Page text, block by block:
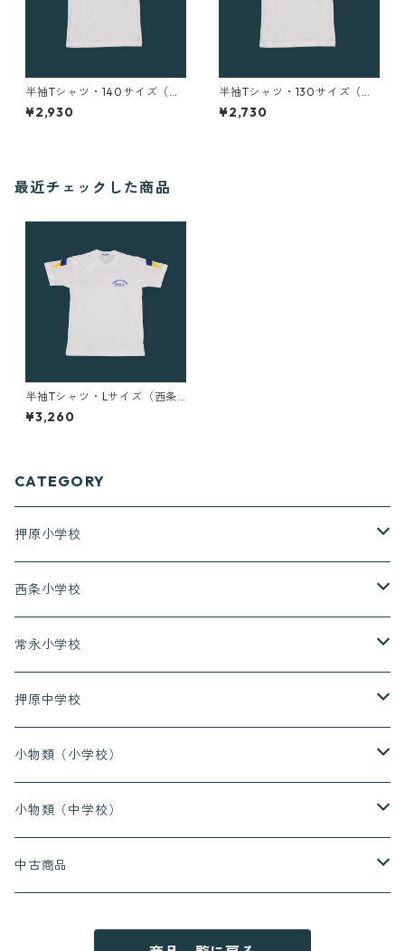
半袖Tシャツ・140サイズ（西
条小）
¥2,930
半袖Tシャツ・130サイズ（西
条小）
¥2,730
最近チェックした商品
半袖Tシャツ・Lサイズ（西条
小）
¥3,260
CATEGORY
押原小学校
上着（長袖）
上着（半袖）
長ズボン
ハーフパンツ
西条小学校
上着（長袖）
上着（半袖）
長ズボン
ハーフパンツ
常永小学校
上着（長袖）
上着（半袖）
長ズボン
ハーフパンツ
押原中学校
上着（長袖）
上着（半袖）
長ズボン
小物類（小学校）
上履き
給食着
小物類（中学校）
上履き
中古商品